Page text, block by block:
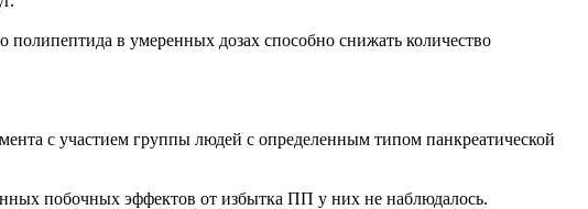
в умеренных дозах способно снижать количество
с участием группы людей с определенным типом панкреатической
побочных эффектов от избытка ПП у них не наблюдалось.